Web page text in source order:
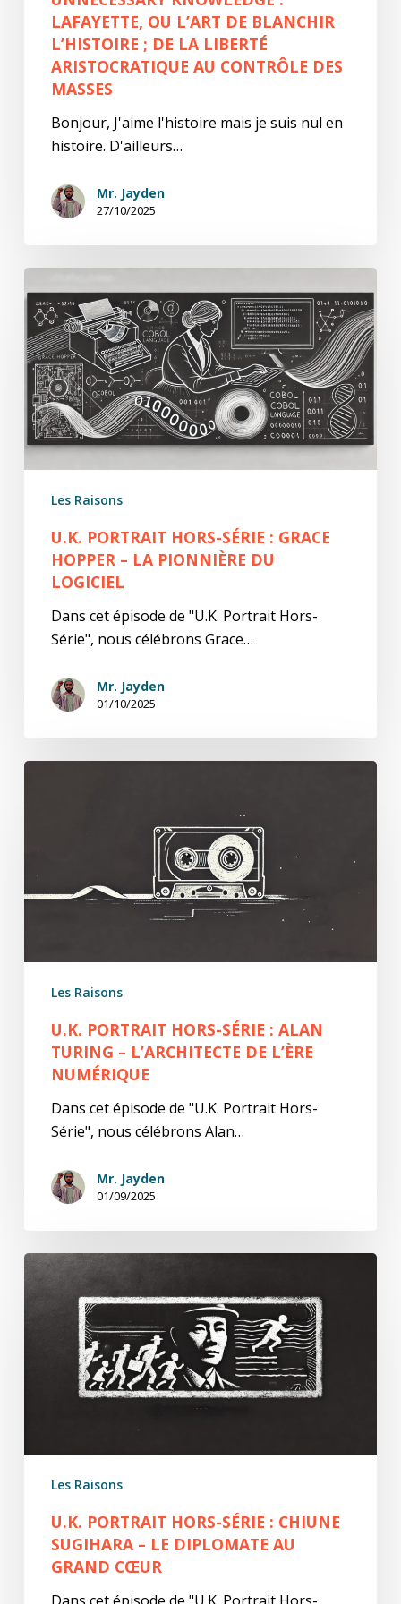
LAFAYETTE, OU L’ART DE BLANCHIR
L’HISTOIRE ; DE LA LIBERTÉ
ARISTOCRATIQUE AU CONTRÔLE DES
MASSES
Bonjour, J'aime l'histoire mais je suis nul en
histoire. D'ailleurs…
Mr. Jayden
27/10/2025
Portrait
Hors-
Série
Grace
Hopper
–
Logiciel
Les Raisons
U.K. PORTRAIT HORS-SÉRIE : GRACE
HOPPER – LA PIONNIÈRE DU
LOGICIEL
Dans cet épisode de "U.K. Portrait Hors-
Série", nous célébrons Grace…
Mr. Jayden
01/10/2025
U.K.
L’Architecte
Numérique
Les Raisons
U.K. PORTRAIT HORS-SÉRIE : ALAN
TURING – L’ARCHITECTE DE L’ÈRE
NUMÉRIQUE
Dans cet épisode de "U.K. Portrait Hors-
Série", nous célébrons Alan…
Mr. Jayden
01/09/2025
U.K.
Portrait
Hors-
Sugihara
Le
Grand
Cœur
Les Raisons
U.K. PORTRAIT HORS-SÉRIE : CHIUNE
SUGIHARA – LE DIPLOMATE AU
GRAND CŒUR